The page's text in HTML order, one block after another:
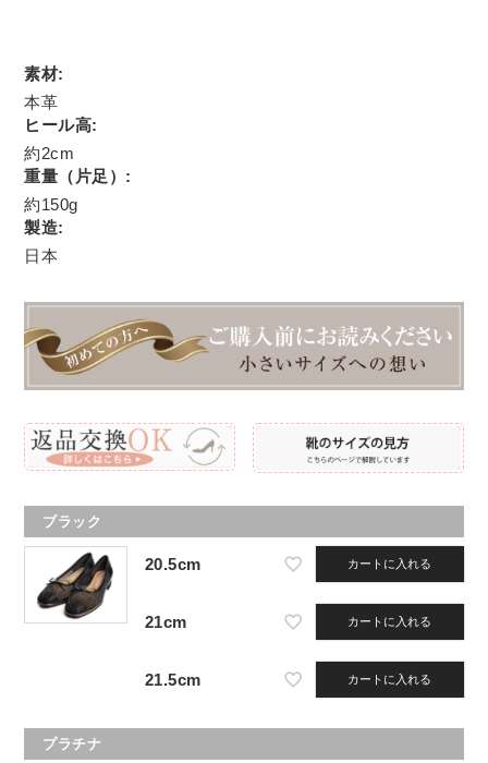
素材:
本革
ヒール高:
約2cm
重量（片足）:
約150g
製造:
日本
ブラック
20.5cm カートに入れる
21cm カートに入れる
21.5cm カートに入れる
プラチナ